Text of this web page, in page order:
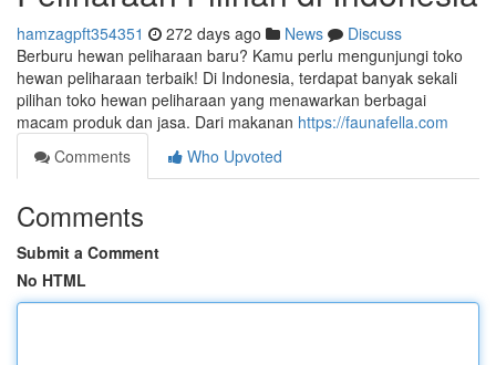
hamzagpft354351 272 days ago News
Discuss
Berburu hewan peliharaan baru? Kamu perlu mengunjungi toko
hewan peliharaan terbaik! Di Indonesia, terdapat banyak sekali
pilihan toko hewan peliharaan yang menawarkan berbagai
macam produk dan jasa. Dari makanan https://faunafella.com
Comments
Who Upvoted
Comments
Submit a Comment
No HTML